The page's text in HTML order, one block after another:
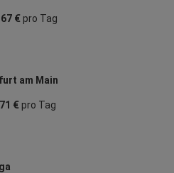
€pro Tag
am Main
€ pro Tag